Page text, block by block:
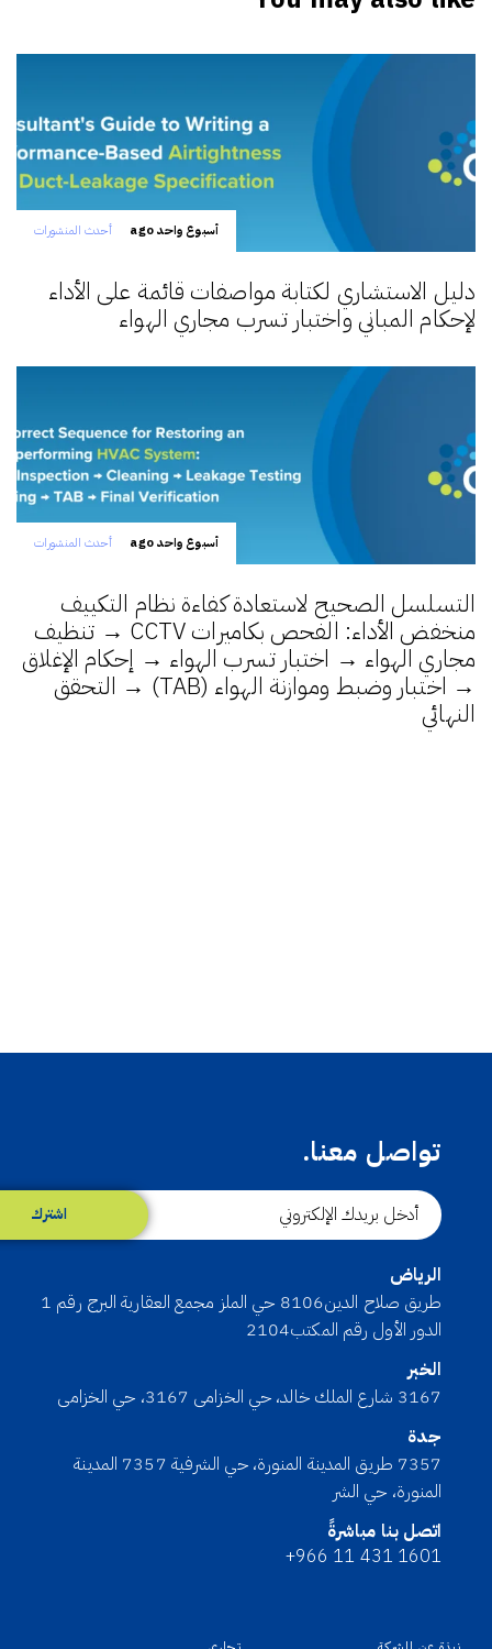
أسبوع واحد ago أحدث المنشورات
دليل الاستشاري لكتابة مواصفات قائمة على الأداء
لإحكام المباني واختبار تسرب مجاري الهواء
أسبوع واحد ago أحدث المنشورات
التسلسل الصحيح لاستعادة كفاءة نظام التكييف
منخفض الأداء: الفحص بكاميرات CCTV → تنظيف
مجاري الهواء → اختبار تسرب الهواء → إحكام الإغلاق
→ اختبار وضبط وموازنة الهواء (TAB) → التحقق
النهائي
تواصل معنا.
اشترك
الرياض
طريق صلاح الدين8106 حي الملز مجمع العقارية البرج رقم 1
الدور الأول رقم المكتب2104
الخبر
3167 شارع الملك خالد، حي الخزامى 3167، حي الخزامى
جدة
7357 طريق المدينة المنورة، حي الشرفية 7357 المدينة
المنورة، حي الشر
اتصل بنا مباشرةً
+966 11 431 1601